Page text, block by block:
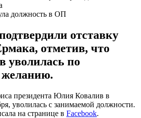
должность в ОП
отставку
отметив, что
по
желанию.
президента Юлия Ковалив в
уволилась с занимаемой должности.
на странице в Facebook.